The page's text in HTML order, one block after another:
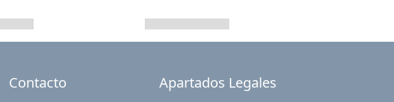
Contacto Apartados Legales